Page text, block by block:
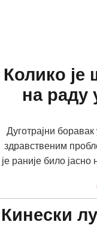
Колико је
на раду
Дуготрајни
здравственим
је раније било
Кинески